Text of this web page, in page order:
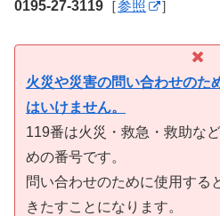
0195-27-3119 ［参照 ］
火災や災害の問い合わせのた
はいけません。
119番は火災・救急・救助な
めの番号です。
問い合わせのために使用する
きたすことになります。